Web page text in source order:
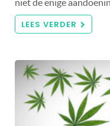
niet de enige
LEES VERDER